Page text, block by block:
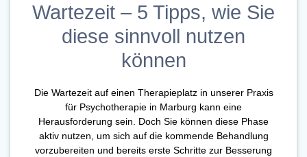
Wartezeit – 5 Tipps, wie Sie
diese sinnvoll nutzen
können
Die Wartezeit auf einen Therapieplatz in unserer Praxis
für Psychotherapie in Marburg kann eine
Herausforderung sein. Doch Sie können diese Phase
aktiv nutzen, um sich auf die kommende Behandlung
vorzubereiten und bereits erste Schritte zur Besserung